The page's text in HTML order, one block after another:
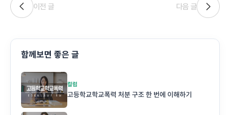
이전 글 다음 글
함께보면 좋은 글
컬럼
고등학교학교폭력 처분 구조 한 번에 이해하기